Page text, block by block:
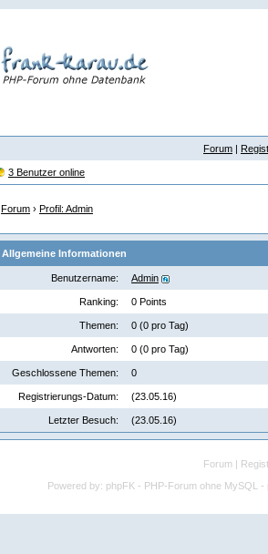
Forum |
3 Benutzer online
Forum › Profil: Admin
Allgemeine Informationen
Benutzername: Admin
Ranking: 0 Points
Themen: 0 (0 pro Tag)
Antworten: 0 (0 pro Tag)
Geschlossene Themen: 0
Registrierungs-Datum: (23.05.16)
Letzter Besuch: (23.05.16)
Forum |
Powered by: phpFK - PHP-Forum ohne MySQL -